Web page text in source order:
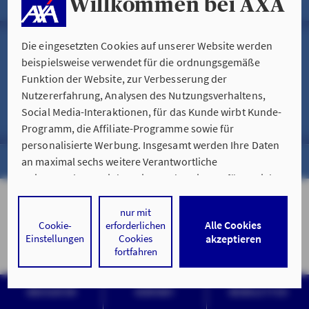
Die eingesetzten Cookies auf unserer Website werden
beispielsweise verwendet für die ordnungsgemäße
Funktion der Website, zur Verbesserung der
Nutzererfahrung, Analysen des Nutzungsverhaltens,
Social Media-Interaktionen, für das Kunde wirbt Kunde-
Programm, die Affiliate-Programme sowie für
personalisierte Werbung. Insgesamt werden Ihre Daten
an maximal sechs weitere Verantwortliche
weitergegeben. Bei dem Einsatz der Dienste für Social
Media-Interaktionen und personalisierte Werbung
werden regelmäßig durch den jeweiligen Anbieter
individuelle Profile angelegt und mit Daten von anderen
Webseiten zu umfassenden Nutzungsprofilen von Ihnen
Alle Cookies
akzeptieren
nur mit
erforderlichen
Cookies
fortfahren
Cookie-
Einstellungen
PRIVATGESCHÄFT
FIRMEN- & INDUSTRIEGESCHÄFT
ÖFFENTLICHER DIENST
EXPATRIATS
NAVIGATOR KONTAKT NEWSLETTER
Impressum
Hinweise zur Nutzung der Website
Datenschutz & Cookies
© AXA Konzern AG, Köln. Alle Rechte vorbehalten.